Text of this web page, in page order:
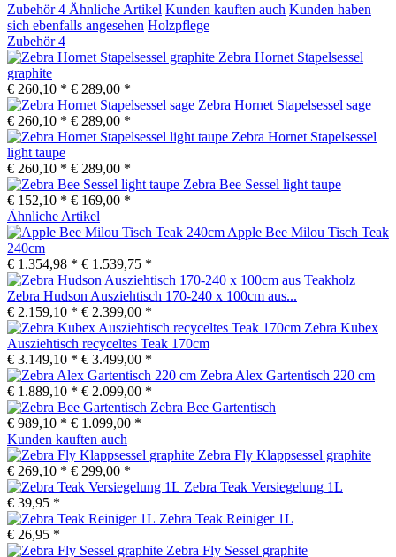
Zubehör4 Ähnliche Artikel Kunden kauften auch Kunden haben
sich ebenfalls angesehen Holzpflege
Zubehör4
Zebra Hornet Stapelsessel
graphite
€ 260,10 * € 289,00 *
Zebra Hornet Stapelsessel sage
€ 260,10 * € 289,00 *
Zebra Hornet Stapelsessel
light taupe
€ 260,10 * € 289,00 *
Zebra Bee Sessel light taupe
€ 152,10 * € 169,00 *
Ähnliche Artikel
Apple Bee Milou Tisch Teak
240cm
€ 1.354,98 * € 1.539,75 *
Zebra Hudson Ausziehtisch 170-240 x 100cm aus...
€ 2.159,10 * € 2.399,00 *
Zebra Kubex
Ausziehtisch recyceltes Teak 170cm
€ 3.149,10 * € 3.499,00 *
Zebra Alex Gartentisch 220 cm
€ 1.889,10 * € 2.099,00 *
Zebra Bee Gartentisch
€ 989,10 * € 1.099,00 *
Kunden kauften auch
Zebra Fly Klappsessel graphite
€ 269,10 * € 299,00 *
Zebra Teak Versiegelung 1L
€ 39,95 *
Zebra Teak Reiniger 1L
€ 26,95 *
Zebra Fly Sessel graphite